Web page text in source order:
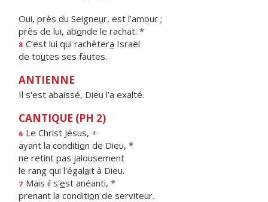
Oui, près du Seigneur, est l’amour ;
près de lui, abonde le rachat. *
8 C’est lui qui rachètera Israël
de toutes ses fautes.
ANTIENNE
Il s'est abaissé, Dieu l'a exalté.
CANTIQUE (PH 2)
6 Le Christ Jésus, +
ayant la condition de Dieu, *
ne retint pas jalousement
le rang qui l'égalait à Dieu.
7 Mais il s'est anéanti, *
prenant la condition de serviteur.